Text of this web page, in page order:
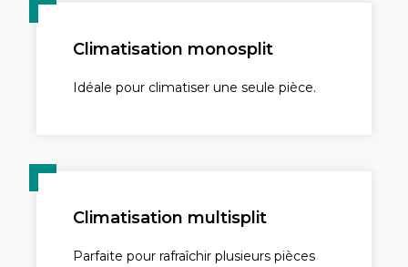
Climatisation monosplit
Idéale pour climatiser une seule pièce.
Climatisation multisplit
Parfaite pour rafraîchir plusieurs pièces